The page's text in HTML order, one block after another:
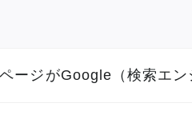
ージがGoogle（検索エ